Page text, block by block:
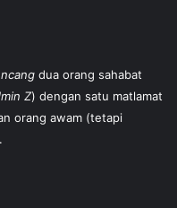
dua orang sahabat
Z) dengan satu matlamat
orang awam (tetapi